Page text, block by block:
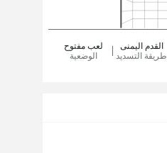
لعب مفتوح
الوضعية
القدم اليمنى
طريقة التسديد